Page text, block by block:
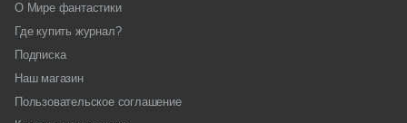
О Мире фантастики
Где купить журнал?
Подписка
Наш магазин
Пользовательское соглашение